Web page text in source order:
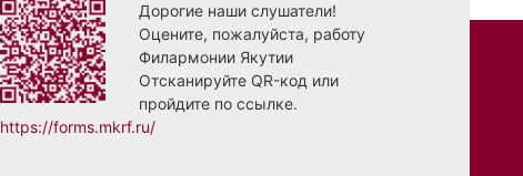
Дорогие наши слушатели!
Оцените, пожалуйста, работу
Филармонии Якутии
Отсканируйте QR-код или
пройдите по ссылке.
https://forms.mkrf.ru/